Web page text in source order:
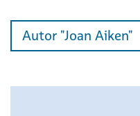
Autor "Joan Aiken"